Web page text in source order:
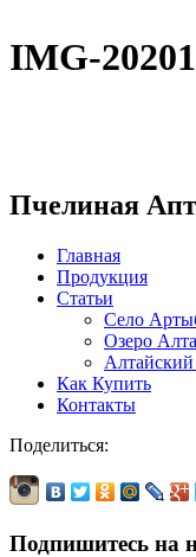
IMG-
Пчелиная
Главная
Продукция
Статьи
Село
Озеро
Как Купить
Контакты
Поделиться:
Подпишитесь на